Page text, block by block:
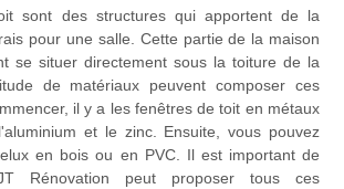
sont des structures qui apportent de la
pour une salle. Cette partie de la maison
se situer directement sous la toiture de la
de matériaux peuvent composer ces
il y a les fenêtres de toit en métaux
et le zinc. Ensuite, vous pouvez
en bois ou en PVC. Il est important de
Rénovation peut proposer tous ces